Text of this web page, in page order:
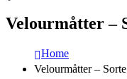
Velourmåtter –
Home
Velourmåtter –